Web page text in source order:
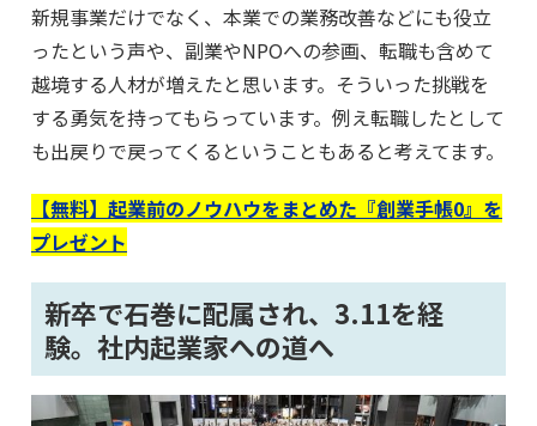
新規事業だけでなく、本業での業務改善などにも役立
ったという声や、副業やNPOへの参画、転職も含めて
越境する人材が増えたと思います。そういった挑戦を
する勇気を持ってもらっています。例え転職したとして
も出戻りで戻ってくるということもあると考えてます。
【無料】起業前のノウハウをまとめた『創業手帳0』を
プレゼント
新卒で石巻に配属され、3.11を経
験。社内起業家への道へ